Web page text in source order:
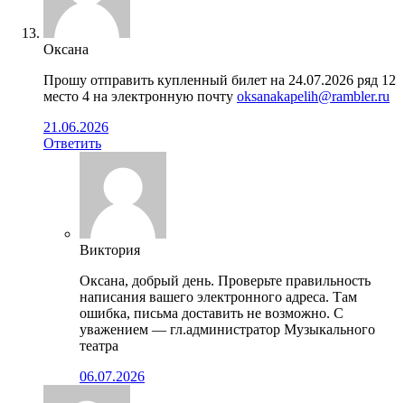
Оксана
Прошу отправить купленный билет на 24.07.2026 ряд 12
место 4 на электронную почту oksanakapelih@rambler.ru
21.06.2026
Ответить
Виктория
Оксана, добрый день. Проверьте правильность
написания вашего электронного адреса. Там
ошибка, письма доставить не возможно. С
уважением — гл.администратор Музыкального
театра
06.07.2026